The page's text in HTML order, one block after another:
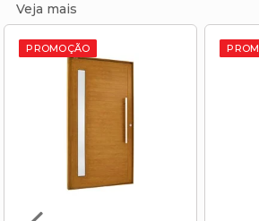
Veja mais
PROMOÇÃO